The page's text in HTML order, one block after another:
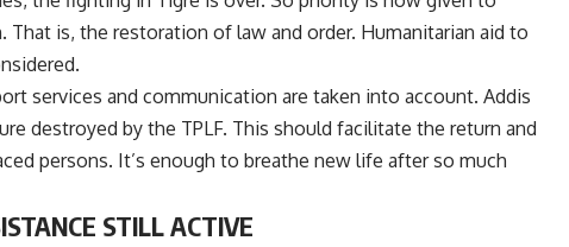
is, the restoration of law and order. Humanitarian aid to
services and communication are taken into account. Addis
destroyed by the TPLF. This should facilitate the return and
persons. It’s enough to breathe new life after so much
STILL ACTIVE